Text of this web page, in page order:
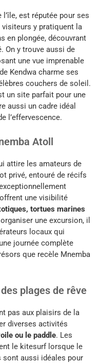
est réputée pour ses
y pratiquent la
en plongée, découvrant
On y trouve aussi de
une vue imprenable
Kendwa charme ses
couchers de soleil.
un site parfait pour une
aussi un cadre idéal
l’effervescence.
Atoll
attire les amateurs de
privé, entouré de récifs
une visibilité
tortues marines
une excursion, il
locaux qui
journée complète
que recèle Mnemba
plages de rêve
pas aux plaisirs de la
diverses activités
ou le paddle. Les
le kitesurf lorsque le
sont aussi idéales pour